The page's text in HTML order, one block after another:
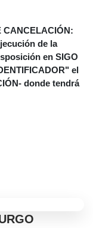
CANCELACIÓN:
de la
en SIGO
el
donde tendrá